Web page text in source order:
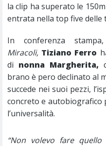
la clip ha superato le
entrata nella top five delle
In conferenza
Miracoli, Tiziano Ferro
di nonna Margherita,
brano è pero declinato al
succede nei suoi pezzi,
concreto e autobiografico
l’universalità.
“Non volevo fare